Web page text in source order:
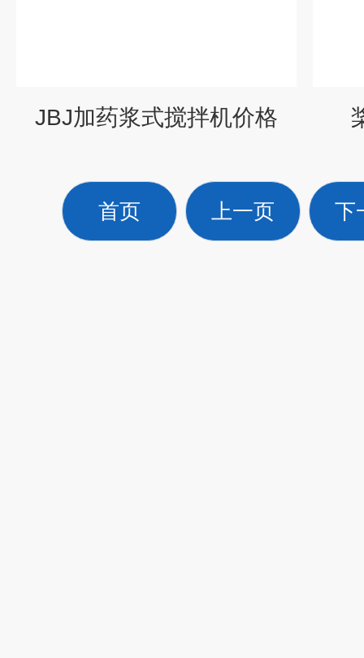
JBJ加药浆式搅拌机价格
首页 上一页 下